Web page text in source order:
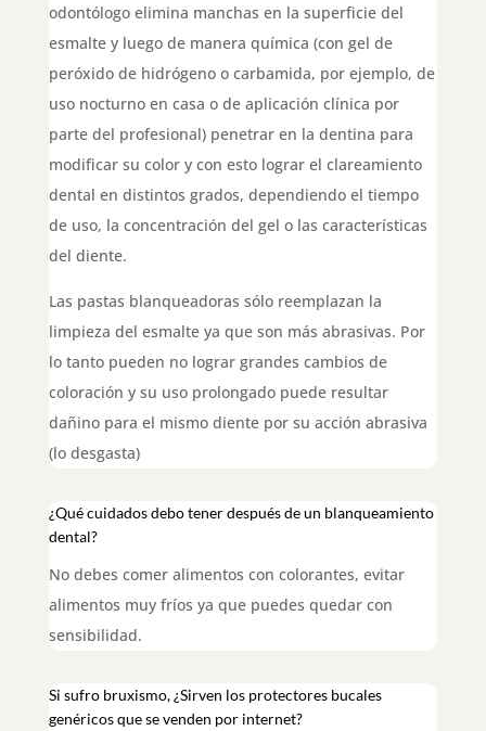
odontólogo elimina manchas en la superficie del
esmalte y luego de manera química (con gel de
peróxido de hidrógeno o carbamida, por ejemplo, de
uso nocturno en casa o de aplicación clínica por
parte del profesional) penetrar en la dentina para
modificar su color y con esto lograr el clareamiento
dental en distintos grados, dependiendo el tiempo
de uso, la concentración del gel o las características
del diente.
Las pastas blanqueadoras sólo reemplazan la
limpieza del esmalte ya que son más abrasivas. Por
lo tanto pueden no lograr grandes cambios de
coloración y su uso prolongado puede resultar
dañino para el mismo diente por su acción abrasiva
(lo desgasta)
¿Qué cuidados debo tener después de un blanqueamiento
dental?
No debes comer alimentos con colorantes, evitar
alimentos muy fríos ya que puedes quedar con
sensibilidad.
Si sufro bruxismo, ¿Sirven los protectores bucales
genéricos que se venden por internet?